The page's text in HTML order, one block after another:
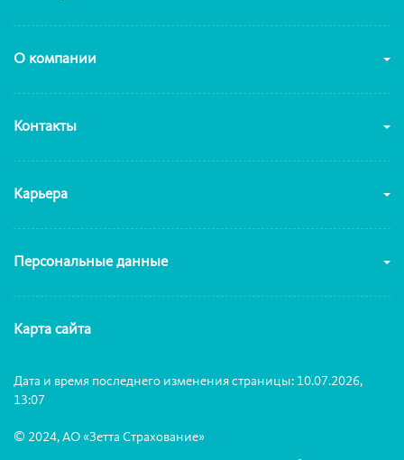
О компании
Контакты
Карьера
Персональные данные
Карта сайта
Дата и время последнего изменения страницы: 10.07.2026,
13:07
© 2024, АО «Зетта Страхование»